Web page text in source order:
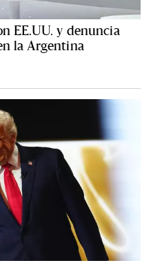
EE.UU. y denuncia
la Argentina